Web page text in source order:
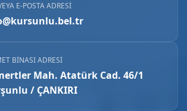
E-POSTA ADRESI
BINASI ADRESI
Mah. Atatürk Cad. 46/1
/ ÇANKIRI